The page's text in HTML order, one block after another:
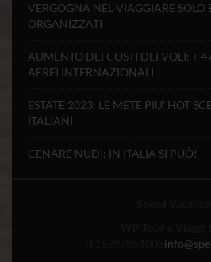
VERGOGNA NEL VIAGGIARE SOLO
ORGANIZZATI
AUMENTO DEI COSTI DEI VOLI: +
AEREI INTERNAZIONALI
ESTATE 2023: LE METE PIU’ HOT
ITALIANI
CENARE NUDI: IN ITALIA SI PUÒ!